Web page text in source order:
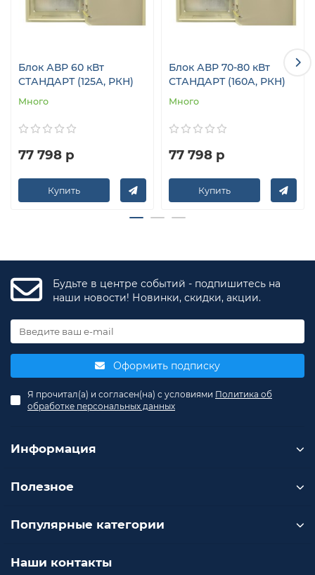
Блок АВР 60 кВт
СТАНДАРТ (125А, РКН)
Много
77 798 р
Купить
Блок АВР 70-80 кВт
СТАНДАРТ (160А, РКН)
Много
77 798 р
Купить
Будьте в центре событий - подпишитесь на
наши новости! Новинки, скидки, акции.
Оформить подписку
Я прочитал(а) и согласен(на) с условиями Политика об
обработке персональных данных
Информация
Полезное
Популярные категории
Наши контакты